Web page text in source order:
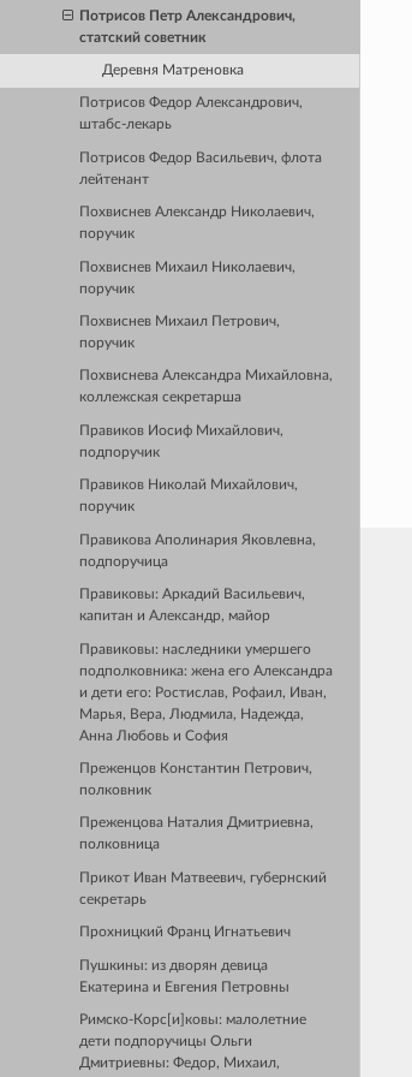
Потрисов Петр Александрович,
статский советник
Деревня Матреновка
Потрисов Федор Александрович,
штабс-лекарь
Потрисов Федор Васильевич, флота
лейтенант
Похвиснев Александр Николаевич,
поручик
Похвиснев Михаил Николаевич,
поручик
Похвиснев Михаил Петрович,
поручик
Похвиснева Александра Михайловна,
коллежская секретарша
Правиков Иосиф Михайлович,
подпоручик
Правиков Николай Михайлович,
поручик
Правикова Аполинария Яковлевна,
подпоручица
Правиковы: Аркадий Васильевич,
капитан и Александр, майор
Правиковы: наследники умершего
подполковника: жена его Александра
и дети его: Ростислав, Рофаил, Иван,
Марья, Вера, Людмила, Надежда,
Анна Любовь и София
Преженцов Константин Петрович,
полковник
Преженцова Наталия Дмитриевна,
полковница
Прикот Иван Матвеевич, губернский
секретарь
Прохницкий Франц Игнатьевич
Пушкины: из дворян девица
Екатерина и Евгения Петровны
Римско-Корс[и]ковы: малолетние
дети подпоручицы Ольги
Дмитриевны: Федор, Михаил,